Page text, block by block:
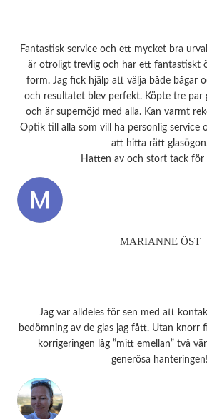
Fantastisk service och ett mycket bra
är otroligt trevlig och har ett fantastiskt
form. Jag fick hjälp att välja både bågar
och resultatet blev perfekt. Köpte tre par
och är supernöjd med alla. Kan varmt
Optik till alla som vill ha personlig service
att hitta rätt
Hatten av och stort tack för
MARIANNE ÖST
Jag var alldeles för sen med att
bedömning av de glas jag fått. Utan knorr
korrigeringen låg ”mitt emellan” två
generösa hanteringen!